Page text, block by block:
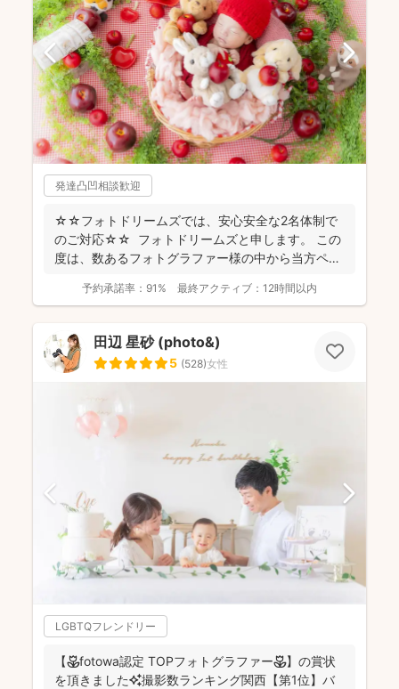
発達凸凹相談歓迎
☆☆フォトドリームズでは、安心安全な2名体制で
のご対応☆☆ フォトドリームズと申します。 この
度は、数あるフォトグラファー様の中から当方ペー
予約承諾率： 91% 最終アクティブ： 12時間以内
田辺 星砂 (photo&)
5 (528)女性
LGBTQフレンドリー
【🌷fotowa認定 TOPフォトグラファー🌷】の賞状
を頂きました✨撮影数ランキング関西【第1位】バ